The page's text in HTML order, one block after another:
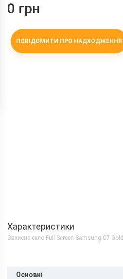
0 грн
ПОВІДОМИТИ ПРО НАДХОДЖЕННЯ
Характеристики
Захисне скло Full Screen Samsung C7 Gold
Основні